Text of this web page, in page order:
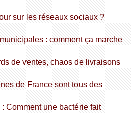
sur les réseaux sociaux ?